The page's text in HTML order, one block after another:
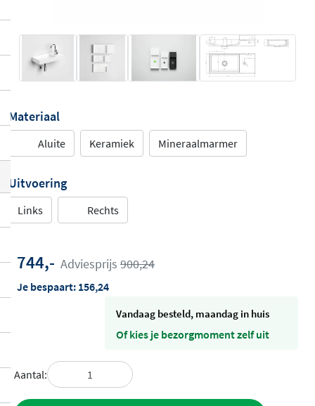
Materiaal
Aluite Keramiek Mineraalmarmer
Uitvoering
Links Rechts
744,- Adviesprijs 900,24
Je bespaart: 156,24
vandaag besteld, maandag in huis
Of kies je bezorgmoment zelf uit
Aantal: